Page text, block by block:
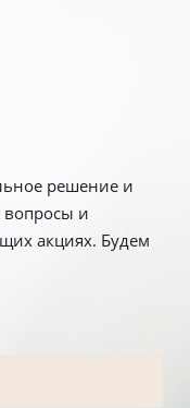
решение и
вопросы и
акциях. Будем